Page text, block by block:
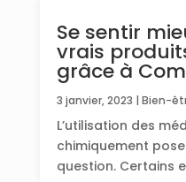
Se sentir
vrais
grâce à
3 janvier, 2023 Bien-
L’utilisation des
chimiquement
question. Certains